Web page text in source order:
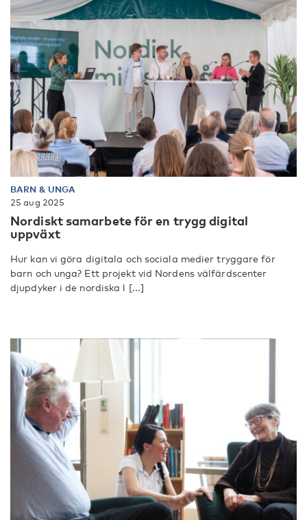
BARN & UNGA
25 aug 2025
Nordiskt samarbete för en trygg digital
uppväxt
Hur kan vi göra digitala och sociala medier tryggare för
barn och unga? Ett projekt vid Nordens välfärdscenter
djupdyker i de nordiska l [...]